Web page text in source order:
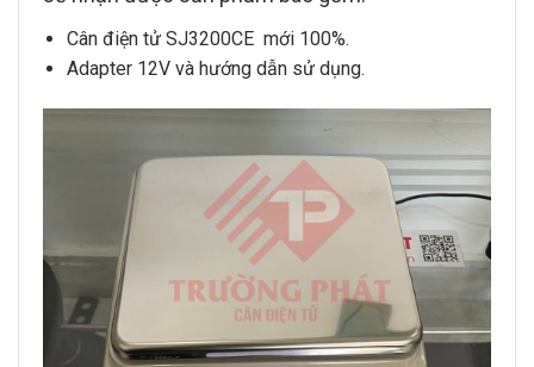
Cân điện tử SJ3200CE mới 100%.
Adapter 12V và hướng dẫn sử dụng.